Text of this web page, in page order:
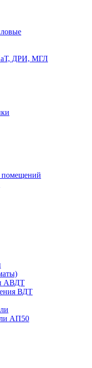
ДРИ, МГЛ
помещений
АВДТ
ВДТ
АП50